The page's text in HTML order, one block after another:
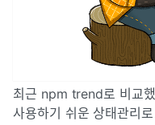
최근 npm trend로 비교
사용하기 쉬운 상태관리